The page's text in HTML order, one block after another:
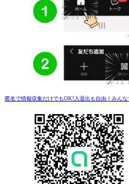
匿名で情報収集だけでもOK!入退出も自由！みんな